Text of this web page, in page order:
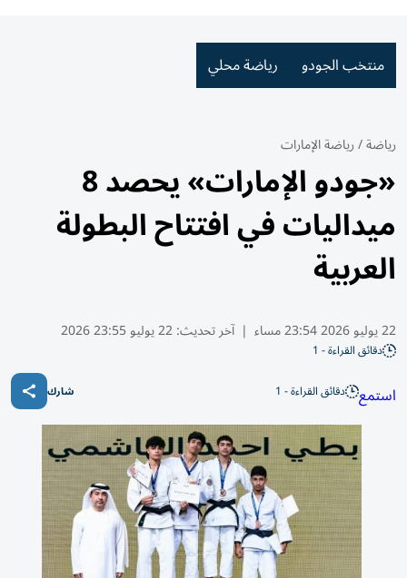
منتخب الجودو رياضة محلي
رياضة/رياضة الإمارات
«جودو الإمارات» يحصد 8
ميداليات في افتتاح البطولة
العربية
22 يوليو 2026 23:54 مساء | آخر تحديث:22 يوليو 23:55 2026
دقائق القراءة - 1
استمع دقائق القراءة - 1 شارك